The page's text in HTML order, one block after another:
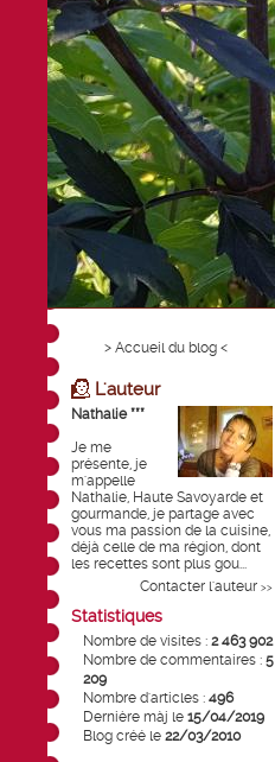
> Accueil du blog <
L'auteur
Nathalie ***
Je me
présente, je
m'appelle
Nathalie, Haute Savoyarde et
gourmande, je partage avec
vous ma passion de la cuisine,
déjà celle de ma région, dont
les recettes sont plus gou...
Contacter l'auteur >>
Statistiques
Nombre de visites : 2 463 902
Nombre de commentaires : 5
209
Nombre d'articles : 496
Dernière màj le 15/04/2019
Blog créé le 22/03/2010